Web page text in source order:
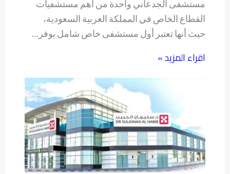
مستشفى الجدعاني واحدة من أهم مستشفيات
القطاع الخاص في المملكة العربية السعودية،
حيث أنها تعتبر أول مستشفى خاص شامل يوفر…
اقراء المزيد »